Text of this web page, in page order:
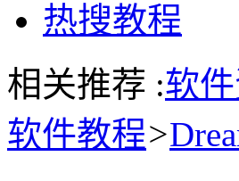
热搜教程
相关推荐 :软
软件教程>